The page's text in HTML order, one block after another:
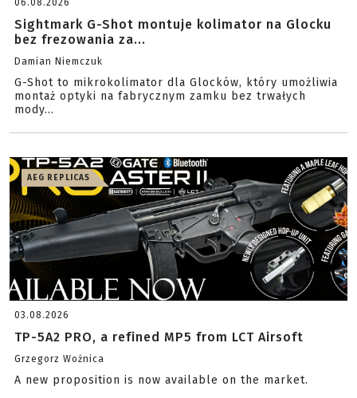
06.08.2026
Sightmark G-Shot montuje kolimator na Glocku
bez frezowania za...
Damian Niemczuk
G-Shot to mikrokolimator dla Glocków, który umożliwia
montaż optyki na fabrycznym zamku bez trwałych
mody...
AEG REPLICAS
03.08.2026
TP-5A2 PRO, a refined MP5 from LCT Airsoft
Grzegorz Woźnica
A new proposition is now available on the market.